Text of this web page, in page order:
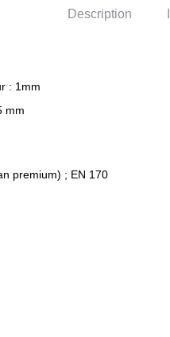
Description
: 1mm
mm
premium) ; EN 170